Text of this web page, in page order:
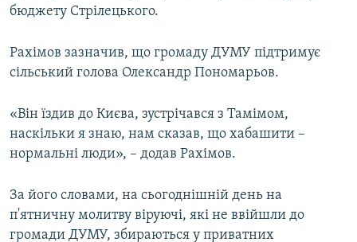
бюджету Стрілецького.
Рахімов зазначив, що громаду ДУМУ підтримує
сільський голова Олександр Пономарьов.
«Він їздив до Києва, зустрічався з Тамімом,
наскільки я знаю, нам сказав, що хабашити –
нормальні люди», – додав Рахімов.
За його словами, на сьогоднішній день на
п'ятничну молитву віруючі, які не ввійшли до
громади ДУМУ, збираються у приватних